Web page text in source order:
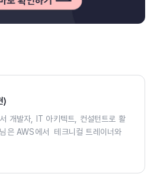
)
개발자, IT 아키텍트, 컨설턴트로 활
은 AWS에서 테크니컬 트레이너와
스인 스킬빌더의 개발자로서 일하면서
템 설계에 대한 폭넓은 경험을 바탕으